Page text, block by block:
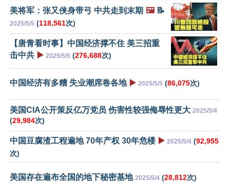
美将军：张又侠身带弓 中共走到末期 🖼️📝
2025/5/5 (118,561次)
【唐青看时事】中国经济撑不住 美三招重
击中共 ▶️ 2025/5/5 (276,688次)
中国经济有多糟 失业潮席卷各地 ▶️ 2025/5/5 (86,075次)
美国CIA公开策反亿万党员 伤害性较强侮辱性更大 2025/5/4
(29,984次)
中国豆腐渣工程遍地 70年产权 30年危楼 ▶️ 2025/5/4 (92,955
次)
美国存在遍布全国的地下秘密基地 2025/5/4 (28,812次)